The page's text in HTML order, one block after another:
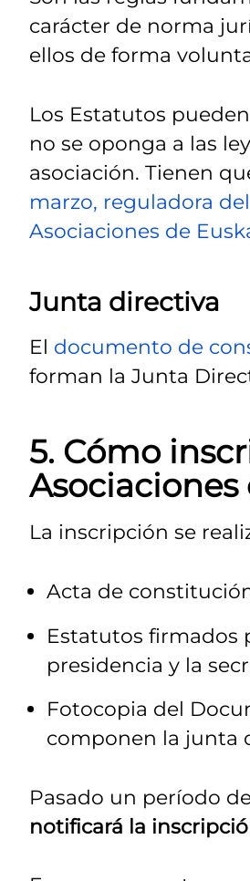
carácter de norma
ellos de forma
Los Estatutos
no se oponga a las
asociación. Tienen
marzo, reguladora
Asociaciones de
Junta directiva
El documento de
forman la Junta
5. Cómo
Asociaciones
La inscripción se
Acta de
Estatutos firmados
presidencia y la
Fotocopia del
componen la junta
Pasado un período
notificará la